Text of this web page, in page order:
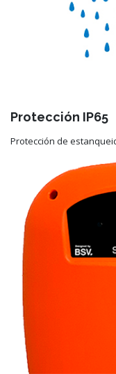
Protección IP65
Protección de